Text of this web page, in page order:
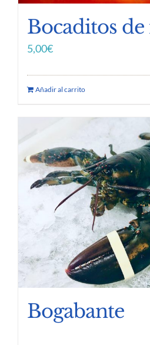
Bocaditos
5,00€
Añadir al carrito
Bogabante